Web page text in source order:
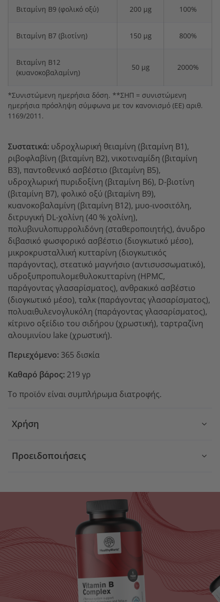
Βιταμίνη Β9 (φολικό οξύ) 200 µg 100%
Βιταμίνη Β7 (βιοτίνη) 150 µg 800%
Βιταμίνη Β12
(κυανοκοβαλαμίνη)
50 µg 2000%
*Συνιστώμενη ημερήσια δόση. **ΣΗΠ = συνιστώμενη
ημερήσια πρόσληψη σύμφωνα με τον κανονισμό (ΕΕ) αριθ.
1169/2011.
Συστατικά: υδροχλωρική θειαμίνη (βιταμίνη B1),
ριβοφλαβίνη (βιταμίνη B2), νικοτιναμίδη (βιταμίνη
B3), παντοθενικό ασβέστιο (βιταμίνη B5),
υδροχλωρική πυριδοξίνη (βιταμίνη B6), D-βιοτίνη
(βιταμίνη B7), φολικό οξύ (βιταμίνη B9),
κυανοκοβαλαμίνη (βιταμίνη B12), μυο-ινοσιτόλη,
διτρυγική DL-χολίνη (40 % χολίνη),
πολυβινυλοπυρρολιδόνη (σταθεροποιητής), άνυδρο
διβασικό φωσφορικό ασβέστιο (διογκωτικό μέσο),
μικροκρυσταλλική κυτταρίνη (διογκωτικός
παράγοντας), στεατικό μαγνήσιο (αντισυσσωματικό),
υδροξυπροπυλομεθυλοκυτταρίνη (HPMC,
παράγοντας γλασαρίσματος), ανθρακικό ασβέστιο
(διογκωτικό μέσο), ταλκ (παράγοντας γλασαρίσματος),
πολυαιθυλενογλυκόλη (παράγοντας γλασαρίσματος),
κίτρινο οξείδιο του σιδήρου (χρωστική), ταρτραζίνη
αλουμινίου lake (χρωστική).
Περιεχόμενο: 365 δισκία
Καθαρό βάρος: 219 γρ
Το προϊόν είναι συμπλήρωμα διατροφής.
Χρήση
Προειδοποιήσεις